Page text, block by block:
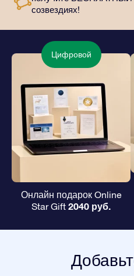
волшебный и вечный
созвездиях!
Цифровой
Онлайн подарок Online
Star Gift 2040 руб.